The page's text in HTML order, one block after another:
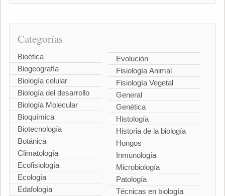
Categorías
Bioética
Biogeografía
Biología celular
Biología del desarrollo
Biología Molecular
Bioquímica
Biotecnología
Botánica
Climatología
Ecofisiología
Ecología
Edafología
Evolución
Fisiología Animal
Fisiología Vegetal
General
Genética
Histología
Historia de la biología
Hongos
Inmunología
Microbiología
Patología
Técnicas en biología